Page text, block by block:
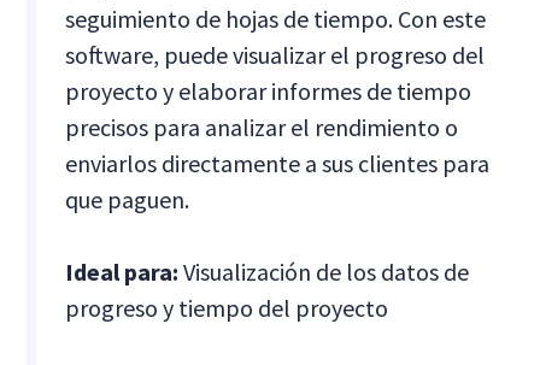
seguimiento de hojas de tiempo. Con este
software, puede visualizar el progreso del
proyecto y elaborar informes de tiempo
precisos para analizar el rendimiento o
enviarlos directamente a sus clientes para
que paguen.
Ideal para:Visualización de los datos de
progreso y tiempo del proyecto